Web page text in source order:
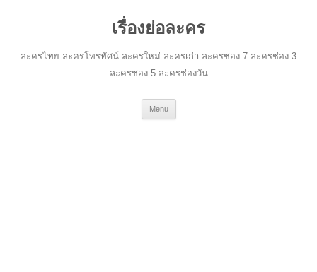
เรื่องย่อละคร
ละครไทย ละครโทรทัศน์ ละครใหม่ ละครเก่า ละครช่อง 7 ละครช่อง 3
ละครช่อง 5 ละครช่องวัน
Menu